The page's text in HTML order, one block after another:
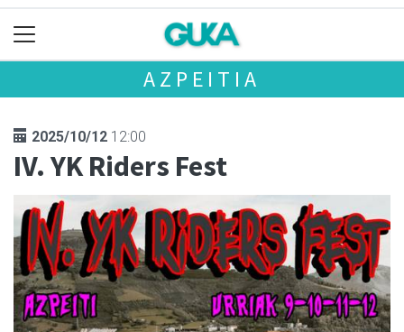
AZPEITIA
2025/10/12 12:00
IV. YK Riders Fest